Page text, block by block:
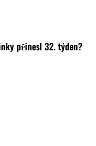
přinesl 32. týden?